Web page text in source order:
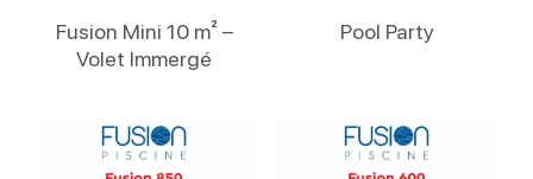
Fusion Mini 10 m² –
Volet Immergé
Pool Party